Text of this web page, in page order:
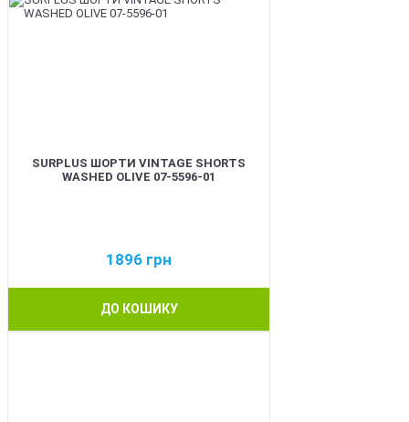
SURPLUS ШОРТИ VINTAGE SHORTS
WASHED OLIVE 07-5596-01
1896 грн
ДО КОШИКУ